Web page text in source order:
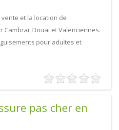
et la location de
Cambrai, Douai et Valenciennes.
pour adultes et
pas cher en